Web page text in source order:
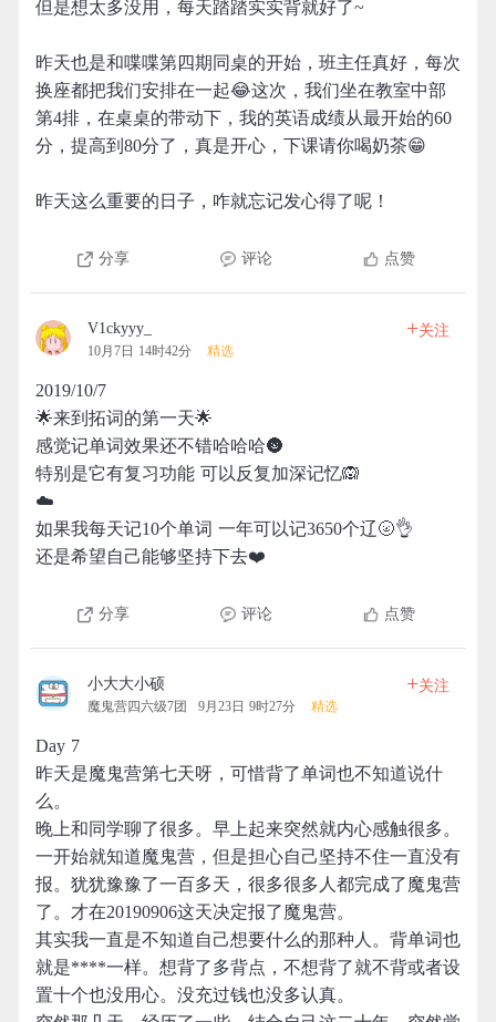
但是想太多没用，每天踏踏实实背就好了~
昨天也是和喋喋第四期同桌的开始，班主任真好，每次
换座都把我们安排在一起😂这次，我们坐在教室中部
第4排，在桌桌的带动下，我的英语成绩从最开始的60
分，提高到80分了，真是开心，下课请你喝奶茶😁
昨天这么重要的日子，咋就忘记发心得了呢！
分享 评论 点赞
V1ckyyy_
10月7日 14时42分 精选
+关注
2019/10/7
🌟来到拓词的第一天🌟
感觉记单词效果还不错哈哈哈🌚
特别是它有复习功能 可以反复加深记忆🙉
☁️
如果我每天记10个单词 一年可以记3650个辽🌝👌
还是希望自己能够坚持下去❤️
分享 评论 点赞
小大大小硕
魔鬼营四六级7团 9月23日 9时27分 精选
+关注
Day 7
昨天是魔鬼营第七天呀，可惜背了单词也不知道说什
么。
晚上和同学聊了很多。早上起来突然就内心感触很多。
一开始就知道魔鬼营，但是担心自己坚持不住一直没有
报。犹犹豫豫了一百多天，很多很多人都完成了魔鬼营
了。才在20190906这天决定报了魔鬼营。
其实我一直是不知道自己想要什么的那种人。背单词也
就是****一样。想背了多背点，不想背了就不背或者设
置十个也没用心。没充过钱也没多认真。